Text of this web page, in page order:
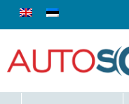
Перейти